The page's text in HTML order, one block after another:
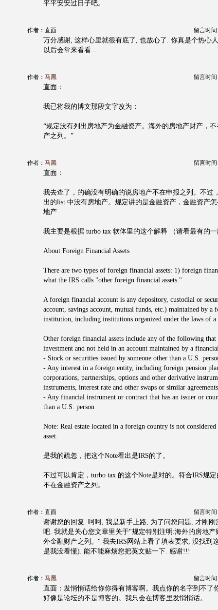
平平安安过日子吧。
作者：直面 留言时间
万分感谢, 这样心里就很有底了, 也放心了. 你真是个热心
以后会常来看看...
作者： 马黑 留言时间
直面：
我已将我的博文那段文字改为：
“规定没有列出房地产为金融资产。海外的房地产财产，
产之列。”
作者： 马黑 留言时间
直面：
我去查了，的确没有明确的说房地产不在申报之列。不过
出的list 中没有房地产。规定讲的是金融资产，金融资产
地产
我主要是根据 turbo tax 软体里的这个解释 （请看最有的
About Foreign Financial Assets
There are two types of foreign financial assets: 1) foreign
what the IRS calls "other foreign financial assets."
A foreign financial account is any depository, custodial or
account, savings account, mutual funds, etc.) maintained by a
institution, including institutions organized under the laws of a
Other foreign financial assets include any of the following that
investment and not held in an account maintained by a
- Stock or securities issued by someone other than a U.S.
- Any interest in a foreign entity, including foreign pension
corporations, partnerships, options and other derivative
instruments, interest rate and other swaps or similar agreements
- Any financial instrument or contract that has an issuer or
than a U.S. person
Note: Real estate located in a foreign country is not
asset.
是我的疏忽，把这个Note看出是IRS的了。
不过可以肯定，turbo tax 的这个Note是对的。符合IRS规
不在金融资产之列。
作者：直面 留言时间
谢谢您的回复. 呵呵, 我是新手上路, 为了问您问题, 才刚刚
吧. 我就是关心您文章里关于"规定特别注明:海外的房地产
外金融财产之列。" 我去IRS网站上看了填表要求, 没找到
是我没看懂). 能不能麻烦您把英文贴一下. 感谢!!!
作者： 马黑 留言时间
直面：发悄悄话给你你得有博客啊。我点你的名字到不了
好像是论坛的不是博客的。我只会在博客里发悄悄话。